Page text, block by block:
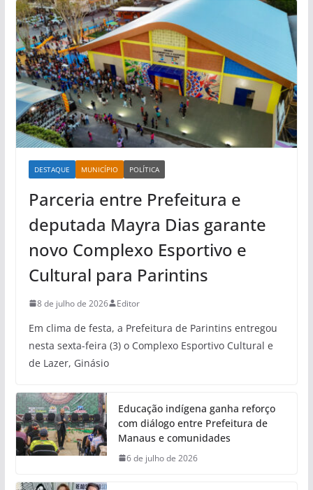
DESTAQUE MUNICÍPIO POLÍTICA
Parceria entre Prefeitura e
deputada Mayra Dias garante
novo Complexo Esportivo e
Cultural para Parintins
8 de julho de 2026 Editor
Em clima de festa, a Prefeitura de Parintins entregou
nesta sexta-feira (3) o Complexo Esportivo Cultural e
de Lazer, Ginásio
Educação indígena ganha reforço
com diálogo entre Prefeitura de
Manaus e comunidades
6 de julho de 2026